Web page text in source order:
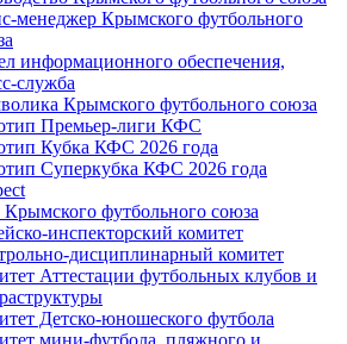
менеджер Крымского футбольного
информационного обеспечения,
служба
Крымского футбольного союза
Премьер-лиги КФС
Кубка КФС 2026 года
Суперкубка КФС 2026 года
футбольного союза
инспекторский комитет
дисциплинарный комитет
Аттестации футбольных клубов и
Детско-юношеского футбола
мини-футбола, пляжного и